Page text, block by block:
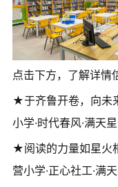
点击下方，了解详情
★于齐鲁开卷，向未
小学·时代春风·满天
★阅读的力量如星火
营小学·正心社工·满